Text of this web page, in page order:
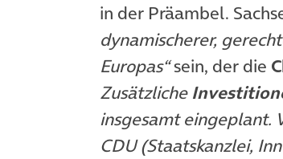
in der Präambel.
dynamischerer,
Europas“sein, der die
Zusätzliche
insgesamt eingeplant.
CDU (Staatskanzlei,